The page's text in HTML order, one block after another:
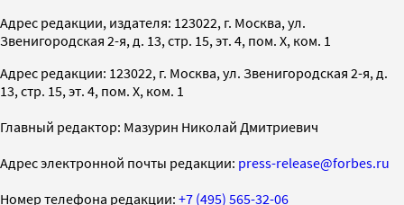
Адрес редакции, издателя: 123022, г. Москва, ул.
Звенигородская 2-я, д. 13, стр. 15, эт. 4, пом. X, ком. 1
Адрес редакции: 123022, г. Москва, ул. Звенигородская 2-я, д.
13, стр. 15, эт. 4, пом. X, ком. 1
Главный редактор: Мазурин Николай Дмитриевич
Адрес электронной почты редакции: press-release@forbes.ru
Номер телефона редакции: +7 (495) 565-32-06